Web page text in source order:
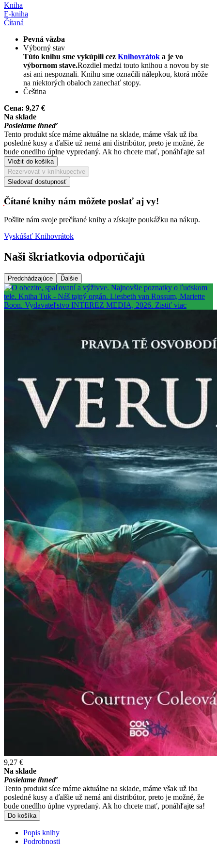
Kniha
E-kniha
Čítaná
Pevná väzba
Výborný stav
Túto knihu sme vykúpili cez Knihovrátok a je vo
výbornom stave.Rozdiel medzi touto knihou a novou by ste
asi ani nespoznali. Knihu sme označili nálepkou, ktorá môže
na niektorých obaloch zanechať stopy.
Čeština
Cena: 9,27 €
Na sklade
Posielame ihneď
Tento produkt síce máme aktuálne na sklade, máme však už iba
posledné kusy a ďalšie už nemá ani distribútor, preto je možné, že
bude onedlho úplne vypredaný. Ak ho chcete mať, ponáhľajte sa!
Vložiť do košíka
Rezervovať v kníhkupectve
Sledovať dostupnosť
Čítané knihy nám môžete poslať aj vy!
Pošlite nám svoje prečítané knihy a získajte poukážku na nákup.
Vyskúšať Knihovrátok
Naši škriatkovia odporúčajú
Predchádzajúce Ďalšie
9,27 €
Na sklade
Posielame ihneď
Tento produkt síce máme aktuálne na sklade, máme však už iba
posledné kusy a ďalšie už nemá ani distribútor, preto je možné, že
bude onedlho úplne vypredaný. Ak ho chcete mať, ponáhľajte sa!
Do košíka
Popis knihy
Podrobnosti